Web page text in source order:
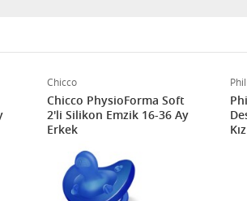
Chicco
Chicco PhysioForma Soft
2'li Silikon Emzik 16-36 Ay
Erkek
Kız